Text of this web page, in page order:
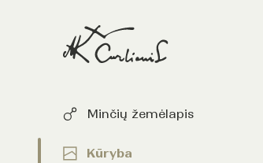
Minčių žemėlapis
Kūryba